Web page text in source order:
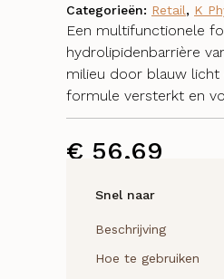
€ 56,69
Snel naar
Beschrijving
Hoe te gebruiken
Een multifunctionele
hydrolipidenbarrière
milieu door blauw
formule versterkt en
Categorieën: Retail, K